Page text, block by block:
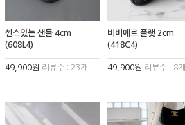
센스있는 샌들 4cm
(608L4)
49,900원 리뷰수 : 23개
비비에르 플랫 2cm
(418C4)
49,900원 리뷰수 : 8개